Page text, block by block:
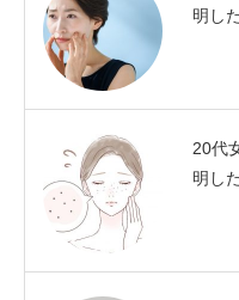
明し
20代
明し